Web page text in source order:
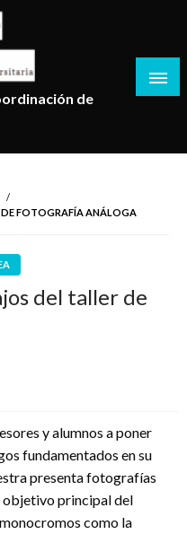
de
DE FOTOGRAFÍA ANÁLOGA
del taller de
y alumnos a poner
fundamentados en su
presenta fotografías
objetivo principal del
como la